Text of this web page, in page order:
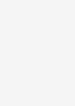
alternatifler olmalı.